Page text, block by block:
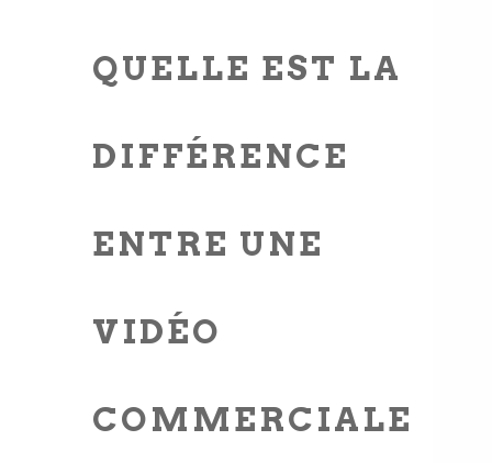
QUELLE EST LA
DIFFÉRENCE
ENTRE UNE
VIDÉO
COMMERCIALE